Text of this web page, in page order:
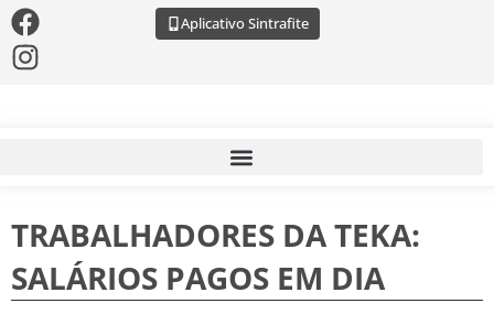
Aplicativo Sintrafite
TRABALHADORES DA TEKA:
SALÁRIOS PAGOS EM DIA